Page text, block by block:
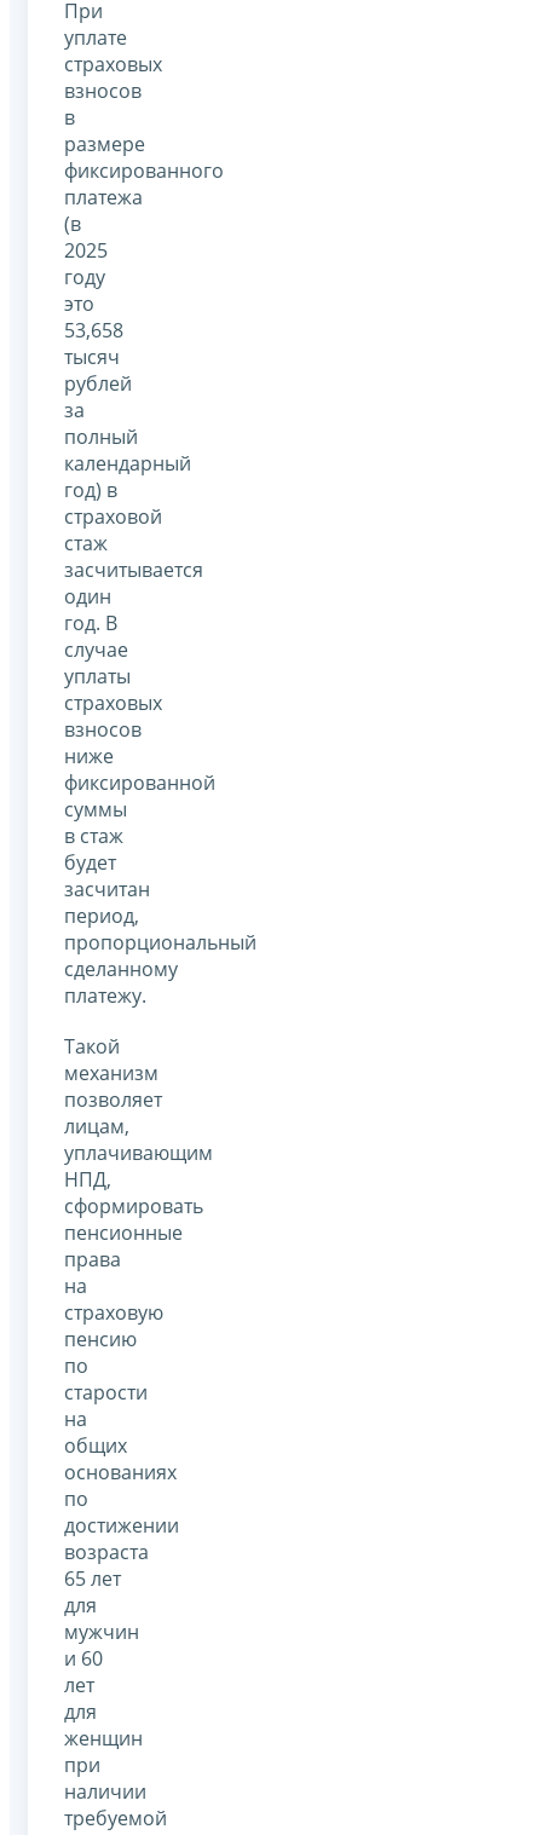
При
уплате
страховых
взносов
в
размере
фиксированного
платежа
(в
2025
году
это
53,658
тысяч
рублей
за
полный
календарный
год) в
страховой
стаж
засчитывается
один
год. В
случае
уплаты
страховых
взносов
ниже
фиксированной
суммы
в стаж
будет
засчитан
период,
пропорциональный
сделанному
платежу.
Такой
механизм
позволяет
лицам,
уплачивающим
НПД,
сформировать
пенсионные
права
на
страховую
пенсию
по
старости
на
общих
основаниях
по
достижении
возраста
65 лет
для
мужчин
и 60
лет
для
женщин
при
наличии
требуемой